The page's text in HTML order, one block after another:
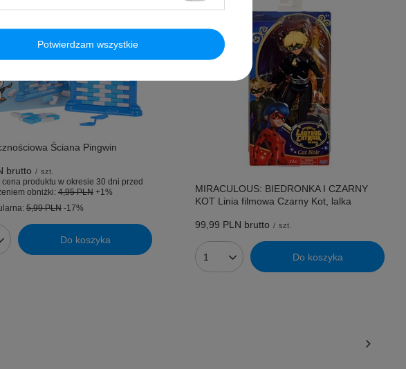
Ściana Pingwin
brutto / szt.
cena produktu w okresie 30 dni przed
obniżki: 4,95 PLN +1%
5,99 PLN -17%
Do koszyka
MIRACULOUS: BIEDRONKA I CZARNY
KOT Linia filmowa Czarny Kot, lalka
99,99 PLN brutto / szt.
Ilość produktów Do koszyka
Potwierdzam wszystkie